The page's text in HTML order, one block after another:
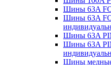
Шины 63A
Шины 63A
Шины 63A
Шины 63A
Шины